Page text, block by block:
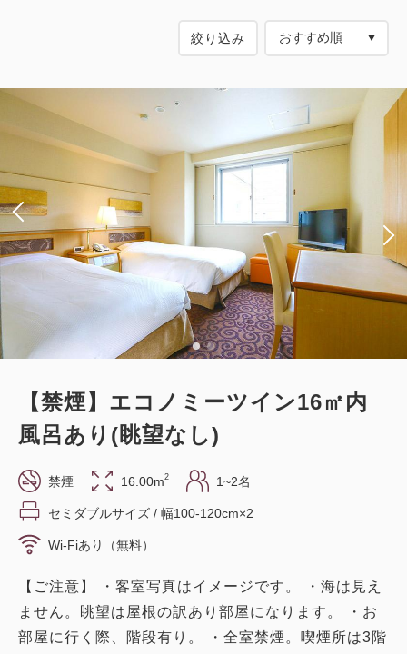
絞り込み
【禁煙】エコノミーツイン16㎡内
風呂あり(眺望なし)
禁煙 16.00m2 1~2名
セミダブルサイズ / 幅100-120cm×2
Wi-Fiあり（無料）
【ご注意】 ・客室写真はイメージです。 ・海は見え
ません。眺望は屋根の訳あり部屋になります。 ・お
部屋に行く際、階段有り。 ・全室禁煙。喫煙所は3階